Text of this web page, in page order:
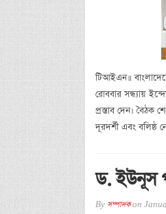
টিআইএন॥
রোববার সন্ধ্যায়
প্রস্তাব দেন। বৈঠক
দূরদর্শী এবং বলিষ্ঠ
ড. ইউনূস
By সম্পাদকon